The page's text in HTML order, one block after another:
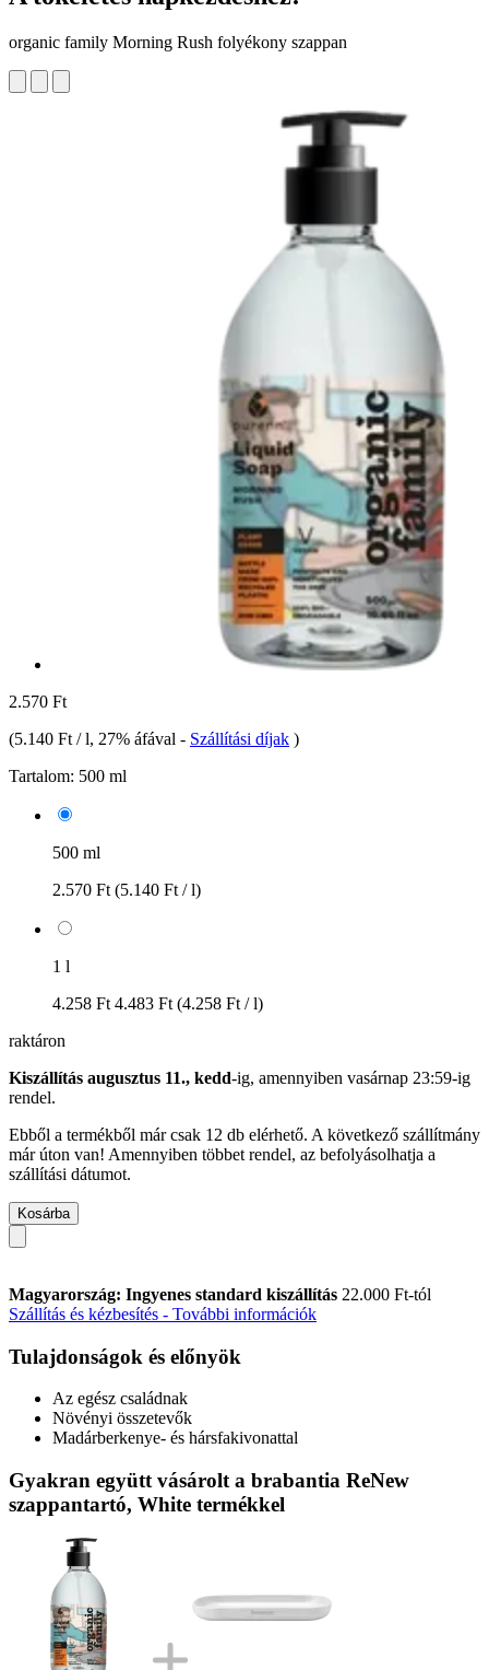
organic family Morning Rush folyékony szappan
2.570 Ft
(5.140 Ft / l, 27% áfával - Szállítási díjak )
Tartalom: 500 ml
500 ml
2.570 Ft (5.140 Ft / l)
1 l
4.258 Ft 4.483 Ft (4.258 Ft / l)
raktáron
Kiszállítás augusztus 11., kedd-ig, amennyiben vasárnap 23:59-ig
rendel.
Ebből a termékből már csak 12 db elérhető. A következő szállítmány
már úton van! Amennyiben többet rendel, az befolyásolhatja a
szállítási dátumot.
Kosárba
Magyarország: Ingyenes standard kiszállítás 22.000 Ft-tól
Szállítás és kézbesítés - További információk
Tulajdonságok és előnyök
Az egész családnak
Növényi összetevők
Madárberkenye- és hársfakivonattal
Gyakran együtt vásárolt a brabantia ReNew
szappantartó, White termékkel